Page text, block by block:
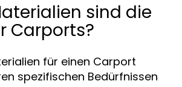
sind die
Carports?
für einen Carport
spezifischen Bedürfnissen